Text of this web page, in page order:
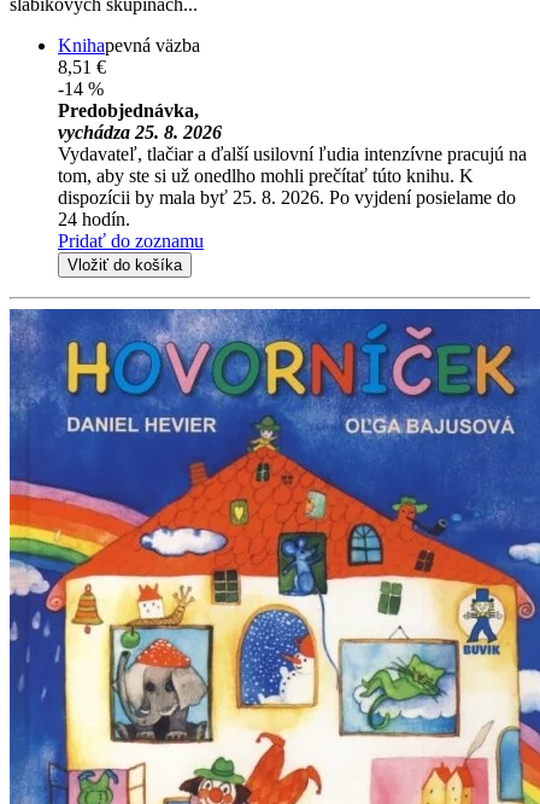
slabikových skupinách...
Knihapevná väzba
8,51 €
-14 %
Predobjednávka,
vychádza 25. 8. 2026
Vydavateľ, tlačiar a ďalší usilovní ľudia intenzívne pracujú na
tom, aby ste si už onedlho mohli prečítať túto knihu. K
dispozícii by mala byť 25. 8. 2026. Po vyjdení posielame do
24 hodín.
Pridať do zoznamu
Vložiť do košíka